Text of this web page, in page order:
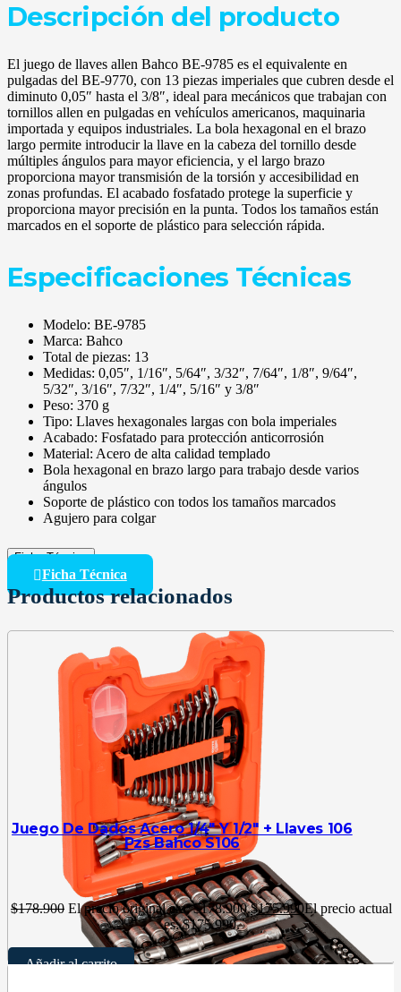
Descripción del producto
El juego de llaves allen Bahco BE-9785 es el equivalente en
pulgadas del BE-9770, con 13 piezas imperiales que cubren desde el
diminuto 0,05″ hasta el 3/8″, ideal para mecánicos que trabajan con
tornillos allen en pulgadas en vehículos americanos, maquinaria
importada y equipos industriales. La bola hexagonal en el brazo
largo permite introducir la llave en la cabeza del tornillo desde
múltiples ángulos para mayor eficiencia, y el largo brazo
proporciona mayor transmisión de la torsión y accesibilidad en
zonas profundas. El acabado fosfatado protege la superficie y
proporciona mayor precisión en la punta. Todos los tamaños están
marcados en el soporte de plástico para selección rápida.
Especificaciones Técnicas
Modelo: BE-9785
Marca: Bahco
Total de piezas: 13
Medidas: 0,05″, 1/16″, 5/64″, 3/32″, 7/64″, 1/8″, 9/64″,
5/32″, 3/16″, 7/32″, 1/4″, 5/16″ y 3/8″
Peso: 370 g
Tipo: Llaves hexagonales largas con bola imperiales
Acabado: Fosfatado para protección anticorrosión
Material: Acero de alta calidad templado
Bola hexagonal en brazo largo para trabajo desde varios
ángulos
Soporte de plástico con todos los tamaños marcados
Agujero para colgar
Ficha Técnica
Ficha Técnica
Productos relacionados
Juego De Dados Acero 1/4″ Y 1/2″ + Llaves 106
Pzs Bahco S106
$178.900 El precio original era: $178.900.$175.990El precio actual
es: $175.990.
Añadir al carrito